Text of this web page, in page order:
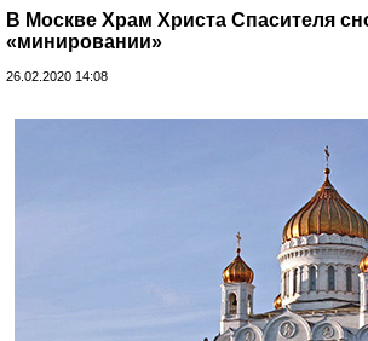
В Москве Храм Христа Спасителя
«минировании»
26.02.2020 14:08